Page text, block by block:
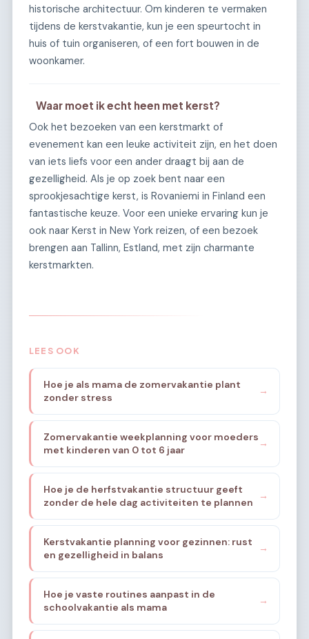
historische architectuur. Om kinderen te vermaken
tijdens de kerstvakantie, kun je een speurtocht in
huis of tuin organiseren, of een fort bouwen in de
woonkamer.
Waar moet ik echt heen met kerst?
Ook het bezoeken van een kerstmarkt of
evenement kan een leuke activiteit zijn, en het doen
van iets liefs voor een ander draagt bij aan de
gezelligheid. Als je op zoek bent naar een
sprookjesachtige kerst, is Rovaniemi in Finland een
fantastische keuze. Voor een unieke ervaring kun je
ook naar Kerst in New York reizen, of een bezoek
brengen aan Tallinn, Estland, met zijn charmante
kerstmarkten.
LEES OOK
Hoe je als mama de zomervakantie plant
zonder stress
→
Zomervakantie weekplanning voor moeders
met kinderen van 0 tot 6 jaar
→
Hoe je de herfstvakantie structuur geeft
zonder de hele dag activiteiten te plannen
→
Kerstvakantie planning voor gezinnen: rust
en gezelligheid in balans
→
Hoe je vaste routines aanpast in de
schoolvakantie als mama
→